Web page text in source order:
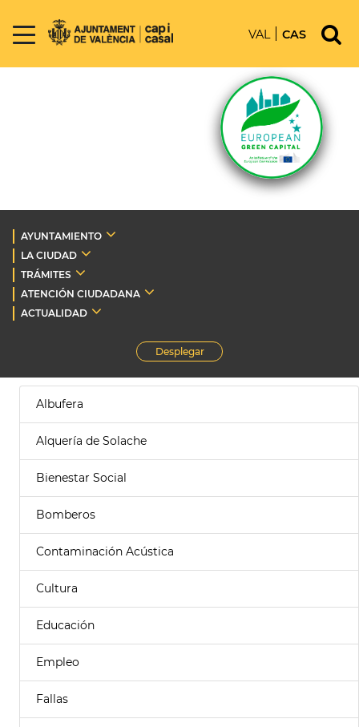
VAL CAS
AYUNTAMIENTO
LA CIUDAD
TRÁMITES
ATENCIÓN CIUDADANA
ACTUALIDAD
Desplegar
Albufera
Alquería de Solache
Bienestar Social
Bomberos
Contaminación Acústica
Cultura
Educación
Empleo
Fallas